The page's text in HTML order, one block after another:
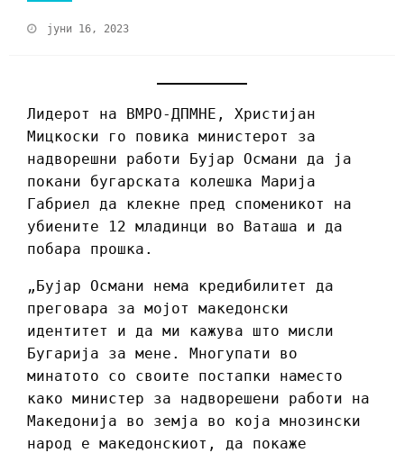
јуни 16, 2023
Лидерот на ВМРО-ДПМНЕ, Христијан
Мицкоски го повика министерот за
надворешни работи Бујар Османи да ја
покани бугарската колешка Марија
Габриел да клекне пред споменикот на
убиените 12 младинци во Ваташа и да
побара прошка.
„Бујар Османи нема кредибилитет да
преговара за мојот македонски
идентитет и да ми кажува што мисли
Бугарија за мене. Многупати во
минатото со своите постапки наместо
како министер за надворешени работи на
Македонија во земја во која мнозински
народ е македонскиот, да покаже